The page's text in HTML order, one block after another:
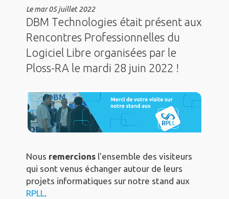
Lemar 05 juillet 2022
DBM Technologies était présent aux
Rencontres Professionnelles du
Logiciel Libre organisées par le
Ploss-RA le mardi 28 juin 2022 !
Nous remercions l'ensemble des visiteurs
qui sont venus échanger autour de leurs
projets informatiques sur notre stand aux
RPLL